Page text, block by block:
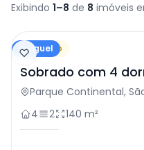
Exibindo 1–8 de 8 imóveis
Aluguel
Sobrado
Sobrado com 4
Parque Continental,
4
2 140 m²